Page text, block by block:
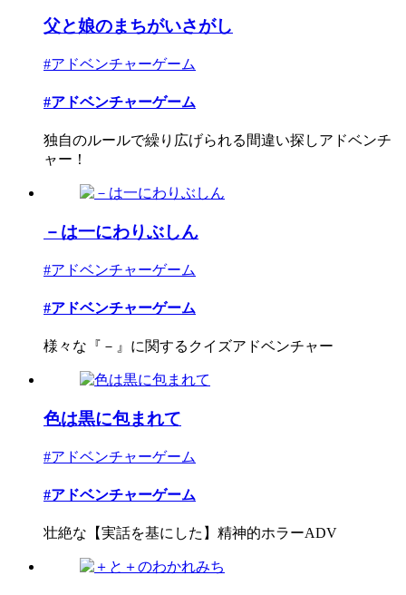
父と娘のまちがいさがし
#アドベンチャーゲーム
#アドベンチャーゲーム
独自のルールで繰り広げられる間違い探しアドベンチ
ャー！
－は一にわりぶしん
#アドベンチャーゲーム
#アドベンチャーゲーム
様々な『－』に関するクイズアドベンチャー
色は黒に包まれて
#アドベンチャーゲーム
#アドベンチャーゲーム
壮絶な【実話を基にした】精神的ホラーADV